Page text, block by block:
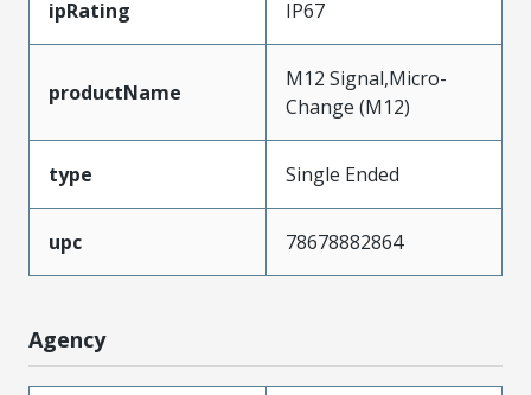
ipRating IP67
productName
M12 Signal,Micro-
Change (M12)
type Single Ended
upc 78678882864
Agency